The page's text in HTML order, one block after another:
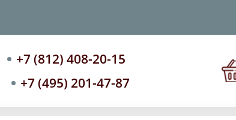
+7 (812) 408-20-15
+7 (495) 201-47-87